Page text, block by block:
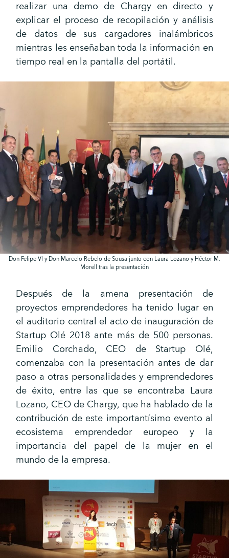
realizar una demo de Chargy en directo y
explicar el proceso de recopilación y análisis
de datos de sus cargadores inalámbricos
mientras les enseñaban toda la información en
tiempo real en la pantalla del portátil.
Don Felipe VI y Don Marcelo Rebelo de Sousa junto con Laura Lozano y Héctor M.
Morell tras la presentación
Después de la amena presentación de
proyectos emprendedores ha tenido lugar en
el auditorio central el acto de inauguración de
Startup Olé 2018 ante más de 500 personas.
Emilio Corchado, CEO de Startup Olé,
comenzaba con la presentación antes de dar
paso a otras personalidades y emprendedores
de éxito, entre las que se encontraba Laura
Lozano, CEO de Chargy, que ha hablado de la
contribución de este importantísimo evento al
ecosistema emprendedor europeo y la
importancia del papel de la mujer en el
mundo de la empresa.